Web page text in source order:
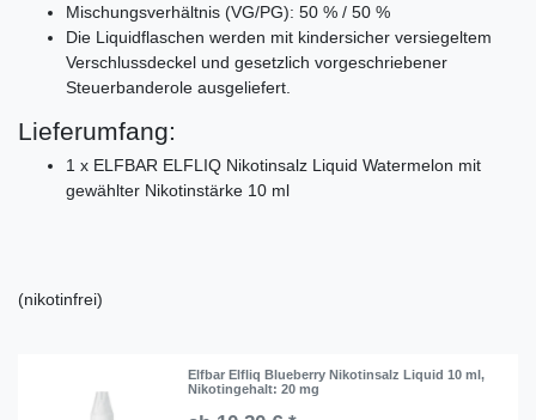
Mischungsverhältnis (VG/PG): 50 % / 50 %
Die Liquidflaschen werden mit kindersicher versiegeltem
Verschlussdeckel und gesetzlich vorgeschriebener
Steuerbanderole ausgeliefert.
Lieferumfang:
1 x ELFBAR ELFLIQ Nikotinsalz Liquid Watermelon mit
gewählter Nikotinstärke 10 ml
(nikotinfrei)
Elfbar Elfliq Blueberry Nikotinsalz Liquid 10 ml,
Nikotingehalt: 20 mg